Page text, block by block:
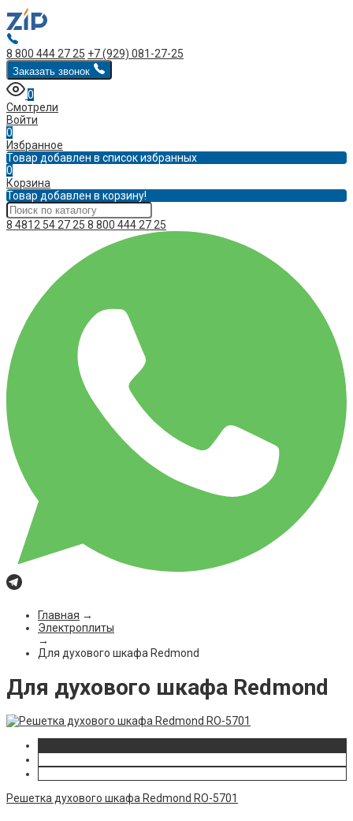
8 800 444 27 25 +7 (929) 081-27-25
Заказать звонок
0
Смотрели
Войти
0
Избранное
Товар добавлен в список избранных
0
Корзина
Товар добавлен в корзину!
8 4812 54 27 25 8 800 444 27 25
Главная →
Электроплиты
→
Для духового шкафа Redmond
Для духового шкафа Redmond
Решетка духового шкафа Redmond RO-5701